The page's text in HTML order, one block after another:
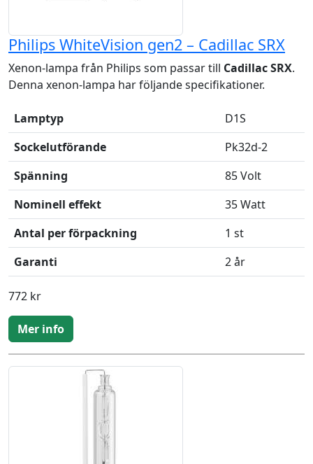
Philips WhiteVision gen2 – Cadillac SRX
Xenon-lampa från Philips som passar till Cadillac SRX.
Denna xenon-lampa har följande specifikationer.
Lamptyp
D1S
Sockelutförande
Pk32d-2
Spänning
85 Volt
Nominell effekt
35 Watt
Antal per förpackning
1 st
Garanti
2 år
772 kr
Mer info